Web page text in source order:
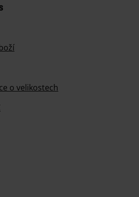
o velikostech